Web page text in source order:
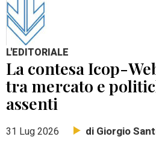
L'EDITORIALE
La contesa Icop-
tra mercato e
assenti
31 Lug 2026 di Giorgio